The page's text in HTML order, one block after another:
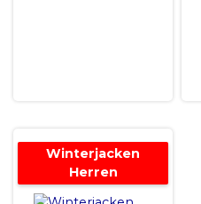
Winterjacken
Herren